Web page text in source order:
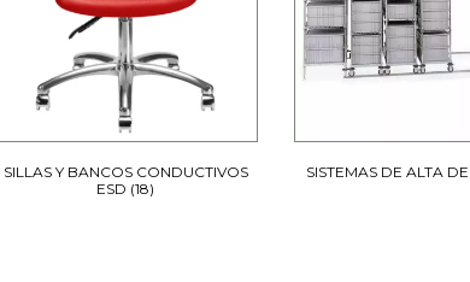
SILLAS Y BANCOS CONDUCTIVOS
ESD (18)
SISTEMAS DE ALTA